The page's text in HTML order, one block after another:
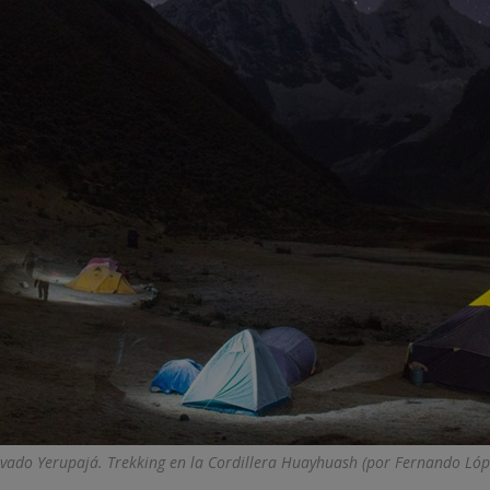
Yerupajá. Trekking en la Cordillera Huayhuash (por Fernando